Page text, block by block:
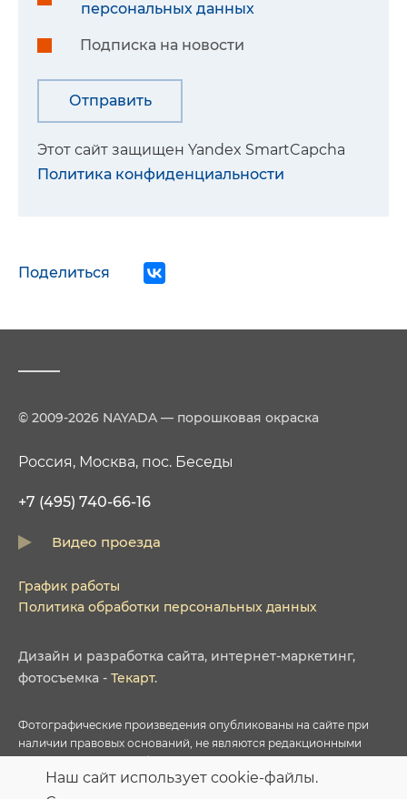
персональных данных
Подписка на новости
Этот сайт защищен Yandex SmartCapcha
Политика конфиденциальности
Поделиться
© 2009-2026 NAYADA — порошковая окраска
Россия, Москва, пос. Беседы
+7 (495) 740-66-16
Видео проезда
График работы
Политика обработки персональных данных
Дизайн и разработка сайта, интернет-маркетинг,
фотосъемка - Текарт.
Фотографические произведения опубликованы на сайте при
наличии правовых оснований, не являются редакционными
условиями приобретенных Лицензий соответствующих
Наш сайт использует cookie-файлы.